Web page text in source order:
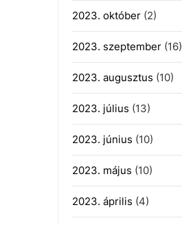
2023. október(2)
2023. szeptember(16)
2023. augusztus (10)
2023. július (13)
2023. június (10)
2023. május (10)
2023. április (4)